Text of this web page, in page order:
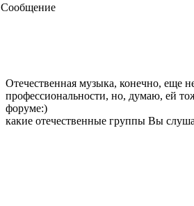
Сообщение
Отечественная музыка, конечно, еще
профессиональности, но, думаю, ей
форуме:)
какие отечественные группы Вы